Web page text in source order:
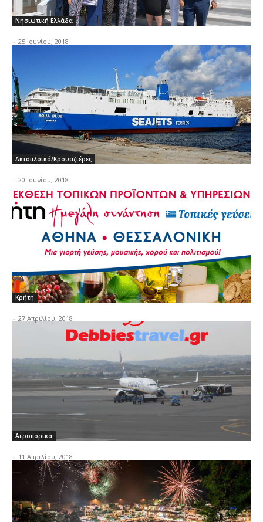
Νησιωτική Ελλάδα
- 25 Ιουνίου, 2018
Ακτοπλοϊκά/Κρουαζιέρες
- 20 Ιουνίου, 2018
Κρήτη
- 27 Απριλίου, 2018
Αεροπορικά
- 11 Απριλίου, 2018